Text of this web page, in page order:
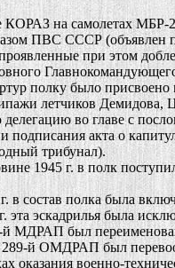
на самолетах МБР-2,
ПВС СССР (объявлен
при этом
Главнокомандующего
полку было
летчиков Демидова,
делегацию во главе с
подписания акта о
трибунал).
г. в полк поступили
состав полка была
эскадрилья была
был переименован
й ОМДРАП был
оказания военно-